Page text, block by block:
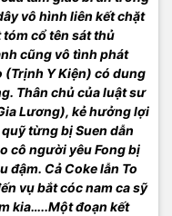
vô hình liên kết chặt
tóm cổ tên sát thủ
cũng vô tình phát
(Trịnh Y Kiện) có dung
Thân chủ của luật sư
Lương), kẻ hưởng lợi
từng bị Suen dẫn
cô người yêu Fong bị
đậm. Cả Coke lẫn To
vụ bắt cóc nam ca sỹ
kia…..Một đoạn kết